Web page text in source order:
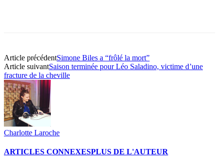
Article précédentSimone Biles a “frôlé la mort”
Article suivantSaison terminée pour Léo Saladino, victime d’une
fracture de la cheville
Charlotte Laroche
ARTICLES CONNEXESPLUS DE L'AUTEUR